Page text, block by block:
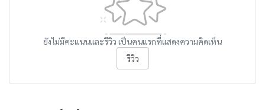
ยังไม่มีคะแนนและรีวิว เป็นคนแรกที่แสดงความคิดเห็น
รีวิว